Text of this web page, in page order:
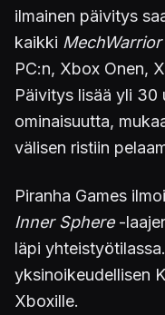
ilmainen päivitys
kaikki
PC:n, Xbox Onen,
Päivitys lisää yli 30
ominaisuutta,
välisen ristiin
Piranha Games
Inner Sphere-
läpi
yksinoikeudellisen
Xboxille.